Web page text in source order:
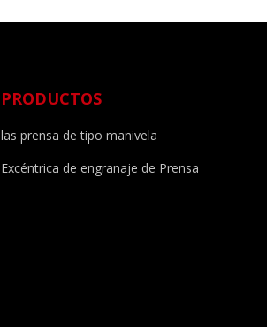
PRODUCTOS
las prensa de tipo manivela
Excéntrica de engranaje de Prensa